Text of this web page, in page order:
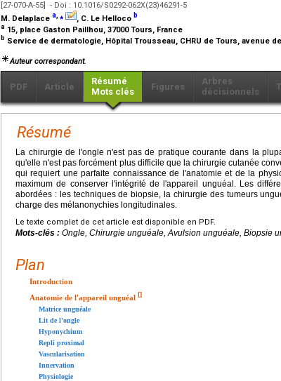
[27-070-A-55] - Doi : 10.1016/S0292-062X(23)46291-5
M. Delaplace a,⁎ , C. Le Helloco b
a 15, place Gaston Paillhou, 37000 Tours, France
b Service de dermatologie, Hôpital Trousseau, CHRU de Tours, avenue
Auteur correspondant.
PDF Article
Résumé
Mots clés
Figures
Arbres
décisionnels
Résumé
La chirurgie de l'ongle n'est pas de pratique courante dans la
qu'elle n'est pas forcément plus difficile que la chirurgie cutanée
qui requiert une parfaite connaissance de l'anatomie et de la
maximum de conserver l'intégrité de l'appareil unguéal. Les
abordées : les techniques de biopsie, la chirurgie des tumeurs
charge des mélanonychies longitudinales.
Le texte complet de cet article est disponible en PDF.
Mots-clés : Ongle, Chirurgie unguéale, Avulsion unguéale, Biopsie
Plan
Introduction
Anatomie de l'appareil unguéal []
Matrice unguéale
Lit de l'ongle
Hyponychium
Repli proximal
Vascularisation
Innervation
Physiologie